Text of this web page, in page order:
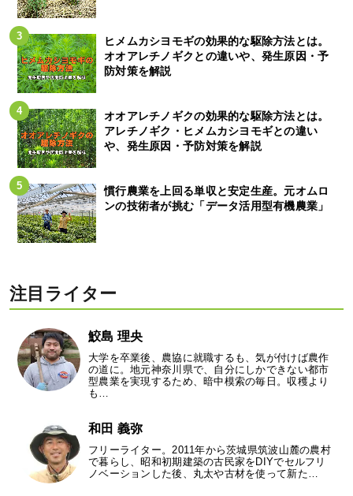
ヒメムカシヨモギの効果的な駆除方法とは。
オオアレチノギクとの違いや、発生原因・予
防対策を解説
オオアレチノギクの効果的な駆除方法とは。
アレチノギク・ヒメムカシヨモギとの違い
や、発生原因・予防対策を解説
慣行農業を上回る単収と安定生産。元オムロ
ンの技術者が挑む「データ活用型有機農業」
注目ライター
鮫島 理央
大学を卒業後、農協に就職するも、気が付けば農作
の道に。地元神奈川県で、自分にしかできない都市
型農業を実現するため、暗中模索の毎日。収穫より
も…
和田 義弥
フリーライター。2011年から茨城県筑波山麓の農村
で暮らし、昭和初期建築の古民家をDIYでセルフリ
ノベーションした後、丸太や古材を使って新た…